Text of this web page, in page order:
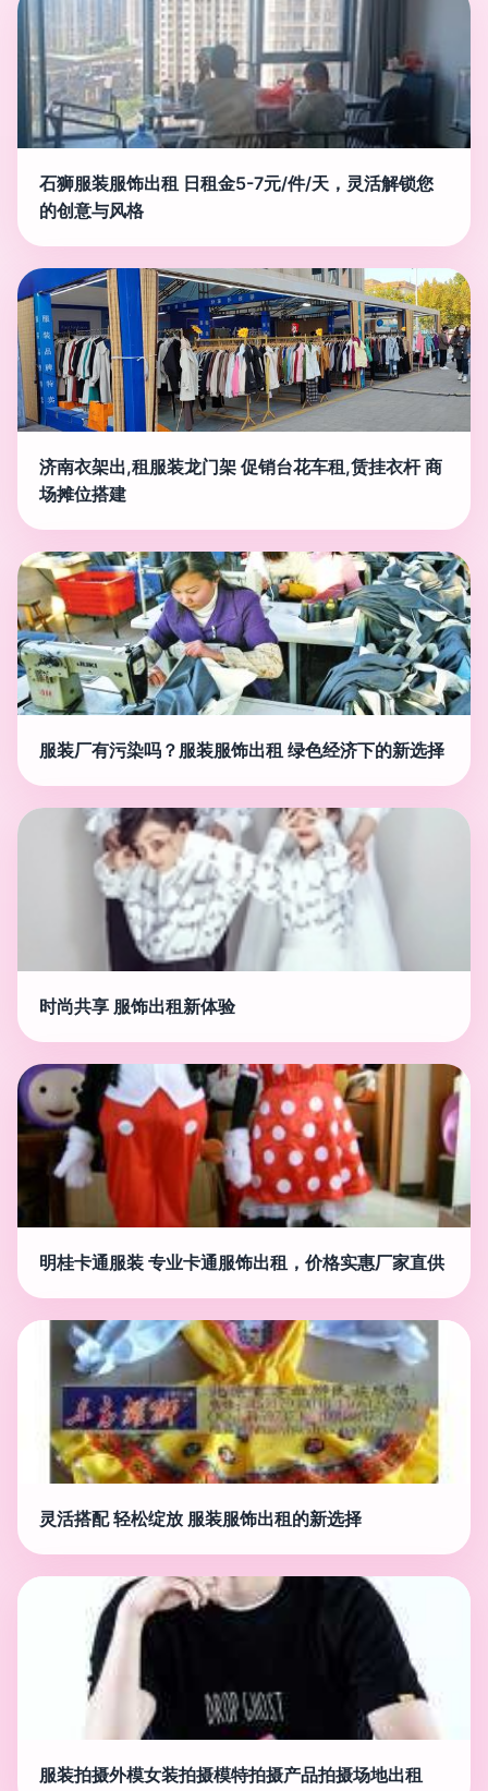
石狮服装服饰出租 日租金5-7元/件/天，灵活解锁您
的创意与风格
济南衣架出,租服装龙门架 促销台花车租,赁挂衣杆 商
场摊位搭建
服装厂有污染吗？服装服饰出租 绿色经济下的新选择
时尚共享 服饰出租新体验
明桂卡通服装 专业卡通服饰出租，价格实惠厂家直供
灵活搭配 轻松绽放 服装服饰出租的新选择
服装拍摄外模女装拍摄模特拍摄产品拍摄场地出租